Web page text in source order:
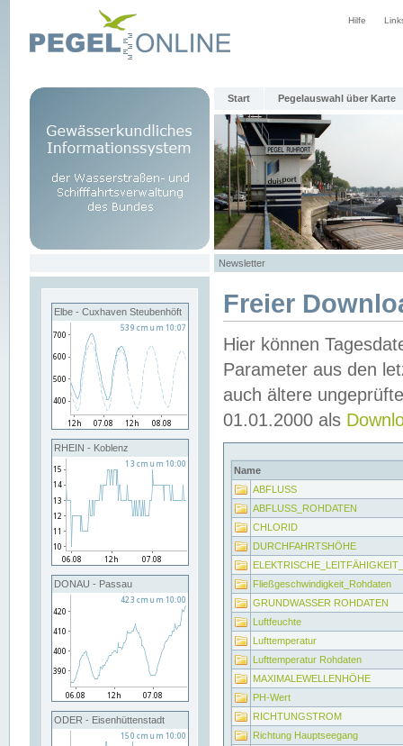
Hilfe
Start Pegelauswahl über Karte
Newsletter
Elbe - Cuxhaven Steubenhöft
RHEIN - Koblenz
DONAU - Passau
ODER - Eisenhüttenstadt
Freier
Hier können
Parameter aus den
auch ältere
01.01.2000 als
Name
ABFLUSS
ABFLUSS_ROHDATEN
CHLORID
DURCHFAHRTSHÖHE
Fließgeschwindigkeit_Rohdaten
GRUNDWASSER ROHDATEN
Luftfeuchte
Lufttemperatur
Lufttemperatur Rohdaten
MAXIMALEWELLENHÖHE
PH-Wert
RICHTUNGSTROM
Richtung Hauptseegang